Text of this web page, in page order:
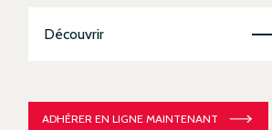
Découvrir
ADHÉRER EN LIGNE MAINTENANT